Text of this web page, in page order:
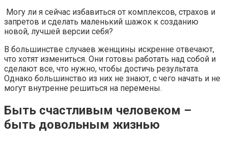
Могу ли я сейчас избавиться от комплексов, страхов и
запретов и сделать маленький шажок к созданию
новой, лучшей версии себя?
В большинстве случаев женщины искренне отвечают,
что хотят измениться. Они готовы работать над собой и
сделают все, что нужно, чтобы достичь результата.
Однако большинство из них не знают, с чего начать и не
могут внутренне решиться на перемены.
Быть счастливым человеком –
быть довольным жизнью